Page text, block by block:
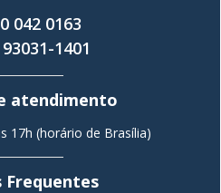
042 0163
1401
atendimento
17h (horário de Brasília)
Frequentes